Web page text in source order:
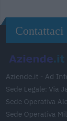
Contattaci
Aziende.it - Ad
Sede Legale: Via
Sede Operativa
Sede Operativa